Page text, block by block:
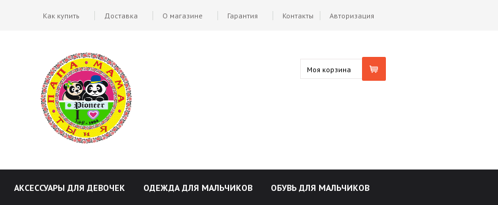
Авторизация
Как купить Доставка О магазине Гарантия Контакты
Моя корзина
АКСЕССУАРЫ ДЛЯ ДЕВОЧЕК ОДЕЖДА ДЛЯ МАЛЬЧИКОВ ОБУВЬ ДЛЯ МАЛЬЧИКОВ